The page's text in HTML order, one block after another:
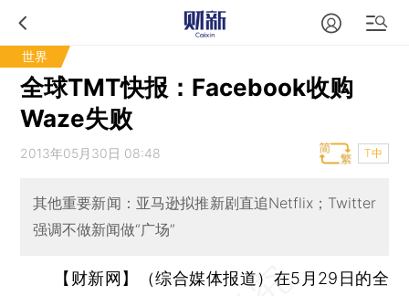
世界
全球TMT快报：Facebook收购
Waze失败
2013年05月30日 08:48 T中
其他重要新闻：亚马逊拟推新剧直追Netflix；Twitter
强调不做新闻做“广场”
【财新网】（综合媒体报道） 在5月29日的全